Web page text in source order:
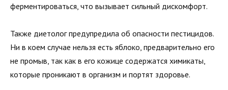
ферментироваться, что вызывает сильный дискомфорт.
Также диетолог предупредила об опасности пестицидов.
Ни в коем случае нельзя есть яблоко, предварительно его
не промыв, так как в его кожице содержатся химикаты,
которые проникают в организм и портят здоровье.